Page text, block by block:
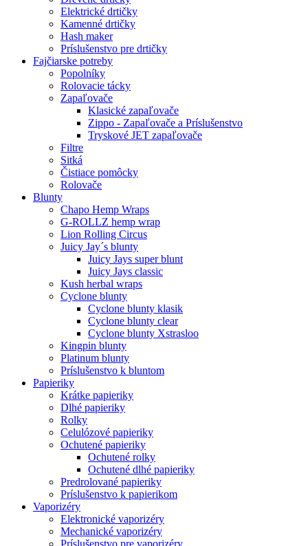
Elektrické drtičky
Kamenné drtičky
Hash maker
Príslušenstvo pre drtičky
Fajčiarske potreby
Popolníky
Rolovacie tácky
Zapaľovače
Klasické zapaľovače
Zippo - Zapaľovače a Príslušenstvo
Tryskové JET zapaľovače
Filtre
Sitká
Čistiace pomôcky
Rolovače
Blunty
Chapo Hemp Wraps
G-ROLLZ hemp wrap
Lion Rolling Circus
Juicy Jay´s blunty
Juicy Jays super blunt
Juicy Jays classic
Kush herbal wraps
Cyclone blunty
Cyclone blunty klasik
Cyclone blunty clear
Cyclone blunty Xstrasloo
Kingpin blunty
Platinum blunty
Príslušenstvo k bluntom
Papieriky
Krátke papieriky
Dlhé papieriky
Rolky
Celulózové papieriky
Ochutené papieriky
Ochutené rolky
Ochutené dlhé papieriky
Predrolované papieriky
Príslušenstvo k papierikom
Vaporizéry
Elektronické vaporizéry
Mechanické vaporizéry
Príslušenstvo pre vaporizéry